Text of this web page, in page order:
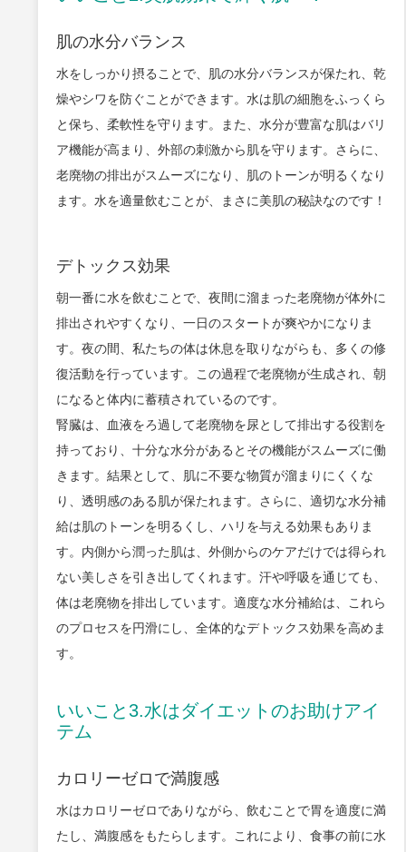
肌の水分バランス
水をしっかり摂ることで、肌の水分バランスが保たれ、乾
燥やシワを防ぐことができます。水は肌の細胞をふっくら
と保ち、柔軟性を守ります。また、水分が豊富な肌はバリ
ア機能が高まり、外部の刺激から肌を守ります。さらに、
老廃物の排出がスムーズになり、肌のトーンが明るくなり
ます。水を適量飲むことが、まさに美肌の秘訣なのです！
デトックス効果
朝一番に水を飲むことで、夜間に溜まった老廃物が体外に
排出されやすくなり、一日のスタートが爽やかになりま
す。夜の間、私たちの体は休息を取りながらも、多くの修
復活動を行っています。この過程で老廃物が生成され、朝
になると体内に蓄積されているのです。
腎臓は、血液をろ過して老廃物を尿として排出する役割を
持っており、十分な水分があるとその機能がスムーズに働
きます。結果として、肌に不要な物質が溜まりにくくな
り、透明感のある肌が保たれます。さらに、適切な水分補
給は肌のトーンを明るくし、ハリを与える効果もありま
す。内側から潤った肌は、外側からのケアだけでは得られ
ない美しさを引き出してくれます。汗や呼吸を通じても、
体は老廃物を排出しています。適度な水分補給は、これら
のプロセスを円滑にし、全体的なデトックス効果を高めま
す。
いいこと3.水はダイエットのお助けアイ
テム
カロリーゼロで満腹感
水はカロリーゼロでありながら、飲むことで胃を適度に満
たし、満腹感をもたらします。これにより、食事の前に水